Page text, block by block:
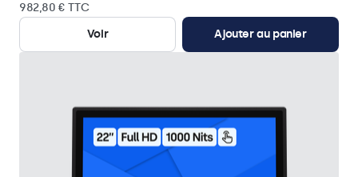
982,80 € TTC
Voir
Ajouter au panier